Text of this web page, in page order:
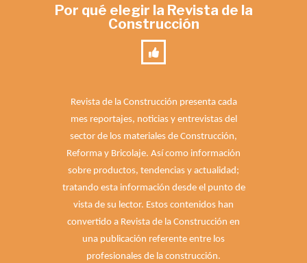
Por qué elegir la Revista de la
Construcción
Revista de la Construcción presenta cada
mes reportajes, noticias y entrevistas del
sector de los materiales de Construcción,
Reforma y Bricolaje. Así como información
sobre productos, tendencias y actualidad;
tratando esta información desde el punto de
vista de su lector. Estos contenidos han
convertido a Revista de la Construcción en
una publicación referente entre los
profesionales de la construcción.